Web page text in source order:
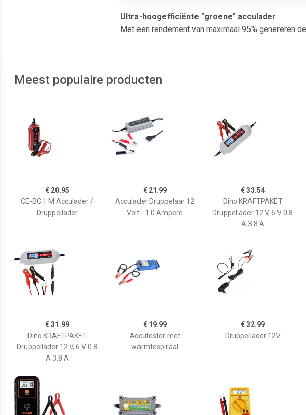
Ultra-hoogefficiënte "groene" acculader
Met een rendement van maximaal 95% genereren
Meest populaire producten
€ 20.95
CE-BC 1 M Acculader /
Druppellader
€ 21.99
Acculader Druppelaar 12
Volt - 1.0 Ampere
€ 33.54
Dino KRAFTPAKET
Druppellader 12 V, 6 V 0.8
A 3.8 A
€ 31.99
Dino KRAFTPAKET
Druppellader 12 V, 6 V 0.8
A 3.8 A
€ 19.99
Accutester met
warmtespiraal
€ 32.99
Druppellader 12V